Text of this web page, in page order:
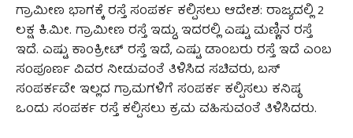
ಗ್ರಾಮೀಣ ಭಾಗಕ್ಕೆ ರಸ್ತೆ ಸಂಪರ್ಕ ಕಲ್ಪಿಸಲು ಆದೇಶ: ರಾಜ್ಯದಲ್ಲಿ 2
ಲಕ್ಷ ಕಿ.ಮೀ. ಗ್ರಾಮೀಣ ರಸ್ತೆ ಇದ್ದು, ಇದರಲ್ಲಿ ಎಷ್ಟು ಮಣ್ಣಿನ ರಸ್ತೆ
ಇದೆ. ಎಷ್ಟು ಕಾಂಕ್ರೀಟ್ ರಸ್ತೆ ಇದೆ, ಎಷ್ಟು ಡಾಂಬರು ರಸ್ತೆ ಇದೆ ಎಂಬ
ಸಂಪೂರ್ಣ ವಿವರ ನೀಡುವಂತೆ ತಿಳಿಸಿದ ಸಚಿವರು, ಬಸ್
ಸಂಪರ್ಕವೇ ಇಲ್ಲದ ಗ್ರಾಮಗಳಿಗೆ ಸಂಪರ್ಕ ಕಲ್ಪಿಸಲು ಕನಿಷ್ಠ
ಒಂದು ಸಂಪರ್ಕ ರಸ್ತೆ ಕಲ್ಪಿಸಲು ಕ್ರಮ ವಹಿಸುವಂತೆ ತಿಳಿಸಿದರು.